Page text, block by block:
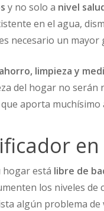
y no solo a nivel
en el agua,
necesario un mayor
ahorro, limpieza y
del hogar no serán
aporta muchísimo
hogar está libre de
los niveles
algún problema